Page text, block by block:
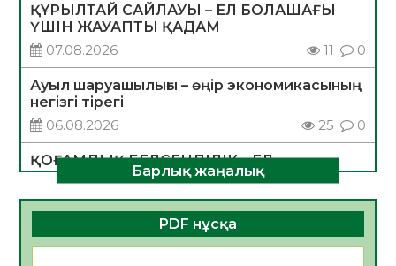
ҚҰРЫЛТАЙ САЙЛАУЫ – ЕЛ БОЛАШАҒЫ
ҮШІН ЖАУАПТЫ ҚАДАМ
07.08.2026
11 0
Ауыл шаруашылығы – өңір экономикасының
негізгі тірегі
06.08.2026
25 0
ҚОҒАМДЫҚ БЕЛСЕНДІЛІК – ЕЛ
ДАМУЫНЫҢ НЕГІЗІ
06.08.2026
23 0
ҚҰРЫЛТАЙ САЙЛАУЫ – БОЛАШАҚҚА
Барлық жаңалық
PDF нұсқа